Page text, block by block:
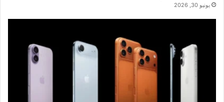
يونيو 30, 2026